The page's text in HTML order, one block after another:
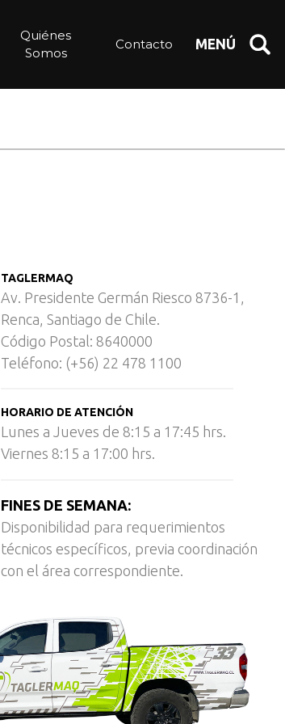
Quiénes
Somos
Contacto MENÚ
TAGLERMAQ
Av. Presidente Germán Riesco 8736-1,
Renca, Santiago de Chile.
Código Postal: 8640000
Teléfono: (+56) 22 478 1100
HORARIO DE ATENCIÓN
Lunes a Jueves de 8:15 a 17:45 hrs.
Viernes 8:15 a 17:00 hrs.
FINES DE SEMANA:
Disponibilidad para requerimientos
técnicos específicos, previa coordinación
con el área correspondiente.